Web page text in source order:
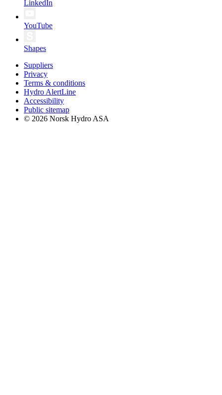
LinkedIn
YouTube
Shapes
Suppliers
Privacy
Terms & conditions
Hydro AlertLine
Accessibility
Public sitemap
© 2026 Norsk Hydro ASA